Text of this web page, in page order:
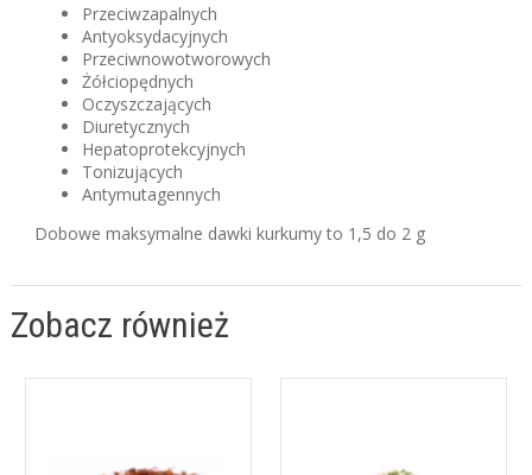
Przeciwzapalnych
Antyoksydacyjnych
Przeciwnowotworowych
Żółciopędnych
Oczyszczających
Diuretycznych
Hepatoprotekcyjnych
Tonizujących
Antymutagennych
Dobowe maksymalne dawki kurkumy to 1,5 do 2 g
Zobacz również